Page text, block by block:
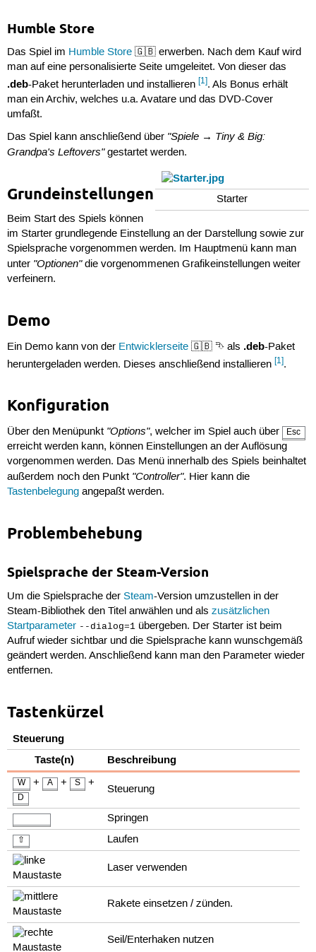
Humble Store
Das Spiel im Humble Store🇬🇧 erwerben. Nach dem Kauf wird
man auf eine personalisierte Seite umgeleitet. Von dieser das
.deb-Paket herunterladen und installieren [1]. Als Bonus erhält
man ein Archiv, welches u.a. Avatare und das DVD-Cover
umfaßt.
Das Spiel kann anschließend über "Spiele → Tiny & Big:
Grandpa's Leftovers"gestartet werden.
Starter
Grundeinstellungen
Beim Start des Spiels können
im Starter grundlegende Einstellung an der Darstellung sowie zur
Spielsprache vorgenommen werden. Im Hauptmenü kann man
unter "Optionen"die vorgenommenen Grafikeinstellungen weiter
verfeinern.
Demo
Ein Demo kann von der Entwicklerseite🇬🇧 ⮷ als .deb-Paket
heruntergeladen werden. Dieses anschließend installieren [1].
Konfiguration
Über den Menüpunkt "Options", welcher im Spiel auch über Esc
erreicht werden kann, können Einstellungen an der Auflösung
vorgenommen werden. Das Menü innerhalb des Spiels beinhaltet
außerdem noch den Punkt "Controller". Hier kann die
Tastenbelegungangepaßt werden.
Problembehebung
Spielsprache der Steam-Version
Um die Spielsprache der Steam-Version umzustellen in der
Steam-Bibliothek den Titel anwählen und als zusätzlichen
Startparameter --dialog=1übergeben. Der Starter ist beim
Aufruf wieder sichtbar und die Spielsprache kann wunschgemäß
geändert werden. Anschließend kann man den Parameter wieder
entfernen.
Tastenkürzel
Steuerung
Taste(n)
Beschreibung
W + A + S +
D
Steuerung
Springen
⇧ Laufen
Laser verwenden
Rakete einsetzen / zünden.
Seil/Enterhaken nutzen